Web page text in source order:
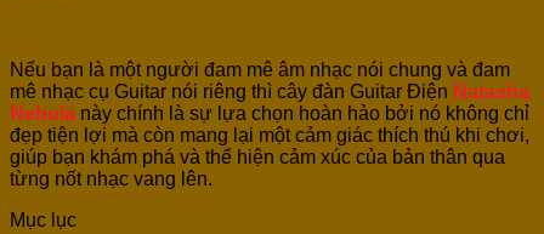
Nếu bạn là một người đam mê âm nhạc nói chung và đam
mê nhạc cụ Guitar nói riêng thì cây đàn Guitar Điện Natasha
Nebula này chính là sự lựa chọn hoàn hảo bởi nó không chỉ
đẹp tiện lợi mà còn mang lại một cảm giác thích thú khi chơi,
giúp bạn khám phá và thể hiện cảm xúc của bản thân qua
từng nốt nhạc vang lên.
Mục lục